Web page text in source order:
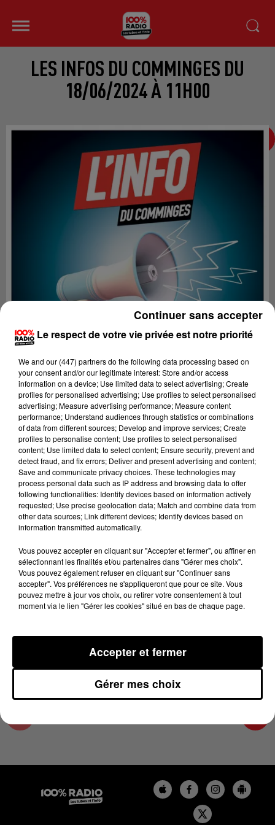
LES INFOS DU COMMINGES DU
18/06/2024 À 11H00
Lecture (2 min 22 sec)
100%
100% Radio les infos du Comminges
18 juin 2024 - 2 min 22 sec
LES INFOS DU COMMINGES DU 18/06/2024 À
11H00
Podcast infos du Comminges
Le respect de votre vie privée est notre priorité
We and our (447) partnersdo the following data processing based on
your consent and/or our legitimate interest: Store and/or access
information on a device; Use limited data to select advertising; Create
profiles for personalised advertising; Use profiles to select personalised
advertising; Measure advertising performance; Measure content
performance; Understand audiences through statistics or combinations
of data from different sources; Develop and improve services; Create
profiles to personalise content; Use profiles to select personalised
content; Use limited data to select content; Ensure security, prevent and
detect fraud, and fix errors; Deliver and present advertising and content;
Save and communicate privacy choices. These technologies may
process personal data such as IP address and browsing data to offer
following functionalities: Identify devices based on information actively
requested; Use precise geolocation data; Match and combine data from
other data sources; Link different devices; Identify devices based on
information transmitted automatically.
Vous pouvez accepter en cliquant sur "Accepter et fermer", ou affiner en
sélectionnant les finalités et/ou partenaires dans "Gérer mes choix".
Vous pouvez également refuser en cliquant sur "Continuer sans
accepter". Vos préférences ne s'appliqueront que pour ce site. Vous
pouvez mettre à jour vos choix, ou retirer votre consentement à tout
moment via le lien "Gérer les cookies" situé en bas de chaque page.
Gérer mes choix
Accepter et fermer
Continuer sans accepter